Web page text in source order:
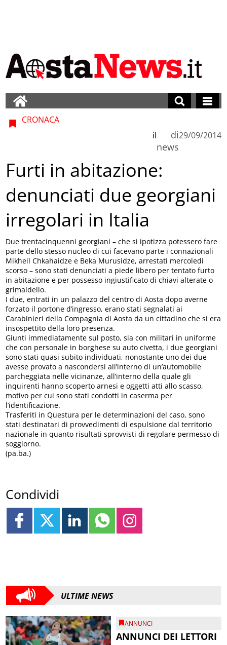
CRONACA
di
news
il 29/09/2014
Furti in abitazione:
denunciati due georgiani
irregolari in Italia
Due trentacinquenni georgiani – che si ipotizza potessero fare
parte dello stesso nucleo di cui facevano parte i connazionali
Mikheil Chkahaidze e Beka Murusidze, arrestati mercoledi
scorso – sono stati denunciati a piede libero per tentato furto
in abitazione e per possesso ingiustificato di chiavi alterate o
grimaldello.
I due, entrati in un palazzo del centro di Aosta dopo averne
forzato il portone d’ingresso, erano stati segnalati ai
Carabinieri della Compagnia di Aosta da un cittadino che si era
insospettito della loro presenza.
Giunti immediatamente sul posto, sia con militari in uniforme
che con personale in borghese su auto civetta, i due georgiani
sono stati quasi subito individuati, nonostante uno dei due
avesse provato a nascondersi all’interno di un’automobile
parcheggiata nelle vicinanze, all’interno della quale gli
inquirenti hanno scoperto arnesi e oggetti atti allo scasso,
motivo per cui sono stati condotti in caserma per
l’identificazione.
Trasferiti in Questura per le determinazioni del caso, sono
stati destinatari di provvedimenti di espulsione dal territorio
nazionale in quanto risultati sprovvisti di regolare permesso di
soggiorno.
(pa.ba.)
Condividi
ULTIME NEWS
ANNUNCI
ANNUNCI DEI LETTORI